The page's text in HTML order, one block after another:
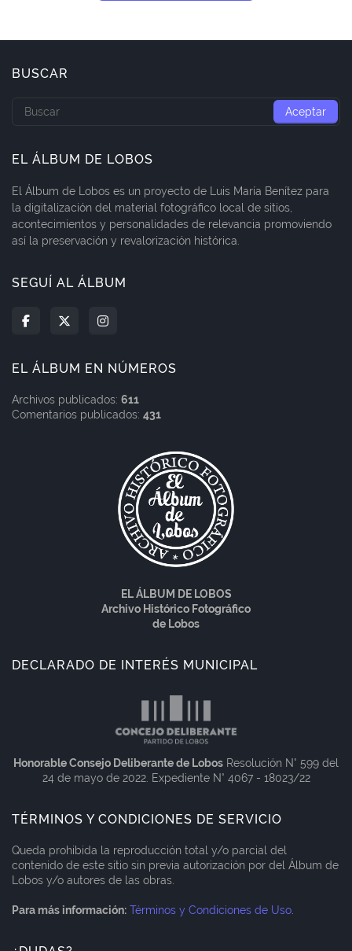
BUSCAR
EL ÁLBUM DE LOBOS
El Álbum de Lobos es un proyecto de Luis María Benítez para
la digitalización del material fotográfico local de sitios,
acontecimientos y personalidades de relevancia promoviendo
así la preservación y revalorización histórica.
SEGUÍ AL ÁLBUM
EL ÁLBUM EN NÚMEROS
Archivos publicados: 611
Comentarios publicados: 431
EL ÁLBUM DE LOBOS
Archivo Histórico Fotográfico
de Lobos
DECLARADO DE INTERÉS MUNICIPAL
Honorable Consejo Deliberante de Lobos Resolución N° 599 del
24 de mayo de 2022. Expediente N° 4067 - 18023/22
TÉRMINOS Y CONDICIONES DE SERVICIO
Queda prohibida la reproducción total y/o parcial del
contenido de este sitio sin previa autorización por del Álbum de
Lobos y/o autores de las obras.
Para más información: Términos y Condiciones de Uso.